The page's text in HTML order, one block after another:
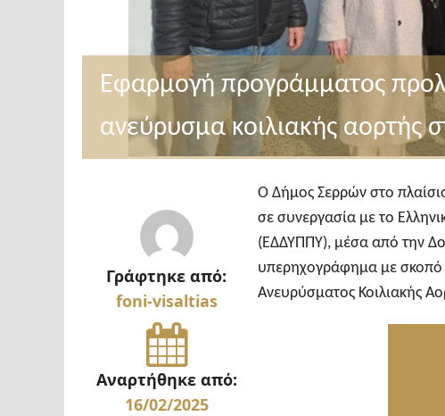
Εφαρμογή προγράμματος
ανεύρυσμα κοιλιακής αορτής
Γράφτηκε από:
foni-visaltias
Αναρτήθηκε από:
16/02/2025
O Δήμος Σερρών στο
σε συνεργασία με το
(ΕΔΔΥΠΠΥ), μέσα από την
υπερηχογράφημα με σκοπό
Ανευρύσματος Κοιλιακής